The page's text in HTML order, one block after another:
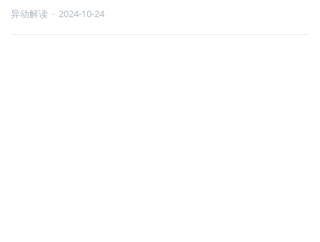
异动解读 · 2024-10-24